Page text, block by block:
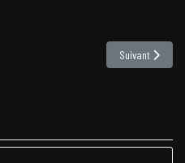
d’Aïkido au Mans les 8 et 9 novembre 2025
Article suivant :
Suivant